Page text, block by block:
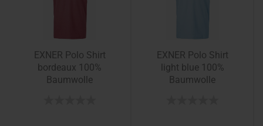
EXNER Polo Shirt
bordeaux 100%
Baumwolle
EXNER Polo Shirt
light blue 100%
Baumwolle